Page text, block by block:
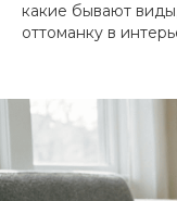
какие бывают
оттоманку в